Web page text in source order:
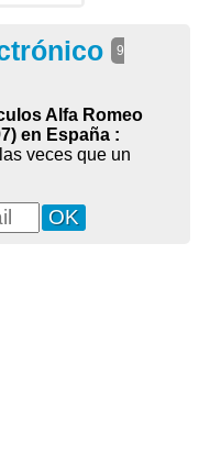
9
Alfa Romeo
en España :
veces que un